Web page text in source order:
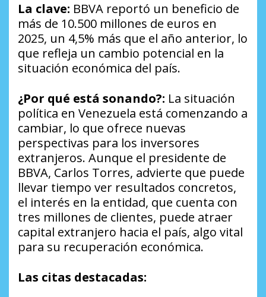
La clave: BBVA reportó un beneficio de
más de 10.500 millones de euros en
2025, un 4,5% más que el año anterior, lo
que refleja un cambio potencial en la
situación económica del país.
¿Por qué está sonando?: La situación
política en Venezuela está comenzando a
cambiar, lo que ofrece nuevas
perspectivas para los inversores
extranjeros. Aunque el presidente de
BBVA, Carlos Torres, advierte que puede
llevar tiempo ver resultados concretos,
el interés en la entidad, que cuenta con
tres millones de clientes, puede atraer
capital extranjero hacia el país, algo vital
para su recuperación económica.
Las citas destacadas: